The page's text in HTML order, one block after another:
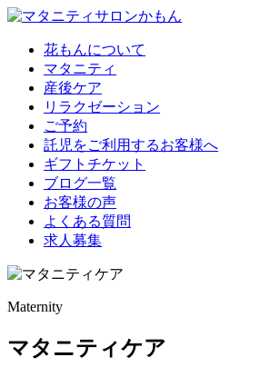
花もんについて
マタニティ
産後ケア
リラクゼーション
ご予約
託児をご利用するお客様へ
ギフトチケット
ブログ一覧
お客様の声
よくある質問
求人募集
Maternity
マタニティケア